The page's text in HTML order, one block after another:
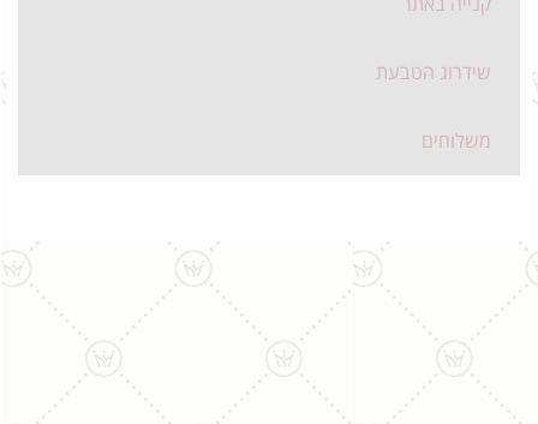
שידרוג הטבעת
משלוחים